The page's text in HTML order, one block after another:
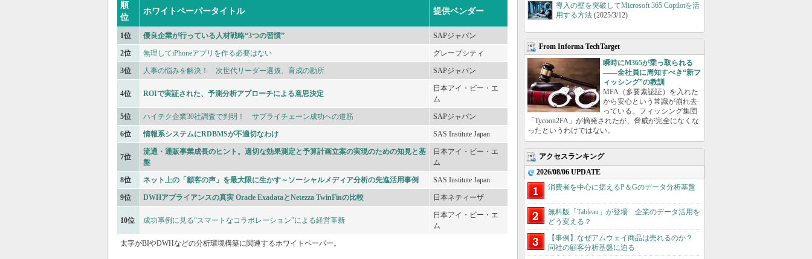
順
位
ホワイトペーパータイトル 提供ベンダー
1位 優良企業が行っている人材戦略“3つの習慣” SAPジャパン
2位 無理してiPhoneアプリを作る必要はない グレープシティ
3位 人事の悩みを解決！ 次世代リーダー選抜、育成の勘所 SAPジャパン
4位 ROIで実証された、予測分析アプローチによる意思決定
日本アイ・ビー・エ
ム
5位 ハイテク企業30社調査で判明！ サプライチェーン成功への道筋 SAPジャパン
6位 情報系システムにRDBMSが不適切なわけ SAS Institute Japan
7位
流通・通販事業成長のヒント。適切な効果測定と予算計画立案の実現のための知見と基
盤
日本アイ・ビー・エ
ム
8位 ネット上の「顧客の声」を最大限に生かす～ソーシャルメディア分析の先進活用事例 SAS Institute Japan
9位 DWHアプライアンスの真実 Oracle ExadataとNetezza TwinFinの比較 日本ネティーザ
10位 成功事例に見る“スマートなコラボレーション”による経営革新
日本アイ・ビー・エ
ム
太字がBIやDWHなどの分析環境構築に関連するホワイトペーパー。
導入の壁を突破してMicrosoft 365 Copilotを活
用する方法 (2025/3/12)
From Informa TechTarget
瞬時にM365が乗っ取られる
――全社員に周知すべき“新フ
ィッシング”の教訓
MFA（多要素認証）を入れた
から安心という常識が崩れ去
っている。フィッシング集団
「Tycoon2FA」が摘発されたが、脅威が完全になくな
ったというわけではない。
アクセスランキング
2026/08/06 UPDATE
消費者を中心に据えるP＆Gのデータ分析基盤
無料版「Tableau」が登場 企業のデータ活用を
どう変える？
【事例】なぜアムウェイ商品は売れるのか？
同社の顧客分析基盤に迫る